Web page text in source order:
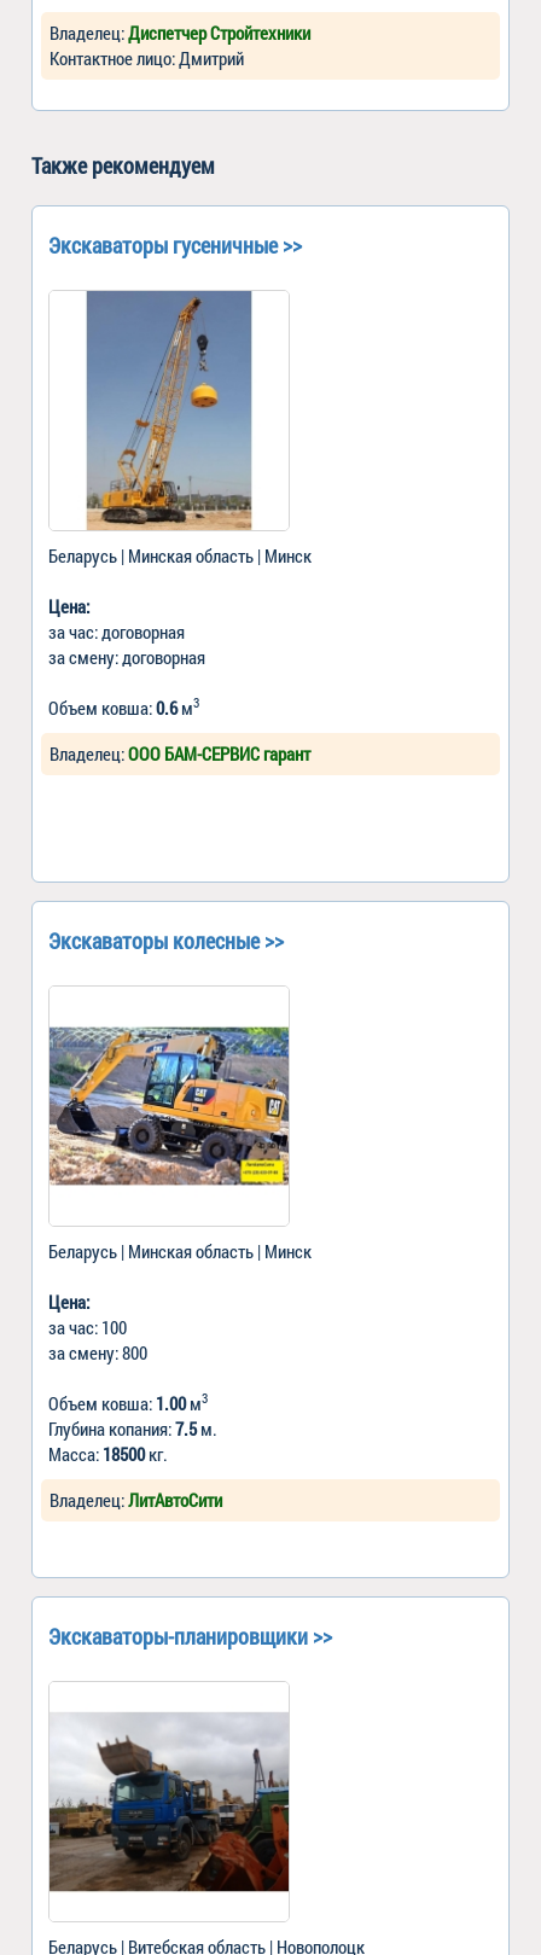
Владелец:Диспетчер Стройтехники
Контактное лицо: Дмитрий
Также рекомендуем
Экскаваторы гусеничные >>
Беларусь | Минская область | Минск
Цена:
за час: договорная
за смену: договорная
Объем ковша:0.6м3
Владелец:ООО БАМ-СЕРВИС гарант
Экскаваторы колесные >>
Беларусь | Минская область | Минск
Цена:
за час: 100
за смену: 800
Объем ковша: 1.00м3
Глубина копания:7.5м.
Масса: 18500кг.
Владелец:ЛитАвтоСити
Экскаваторы-планировщики >>
Беларусь | Витебская область | Новополоцк